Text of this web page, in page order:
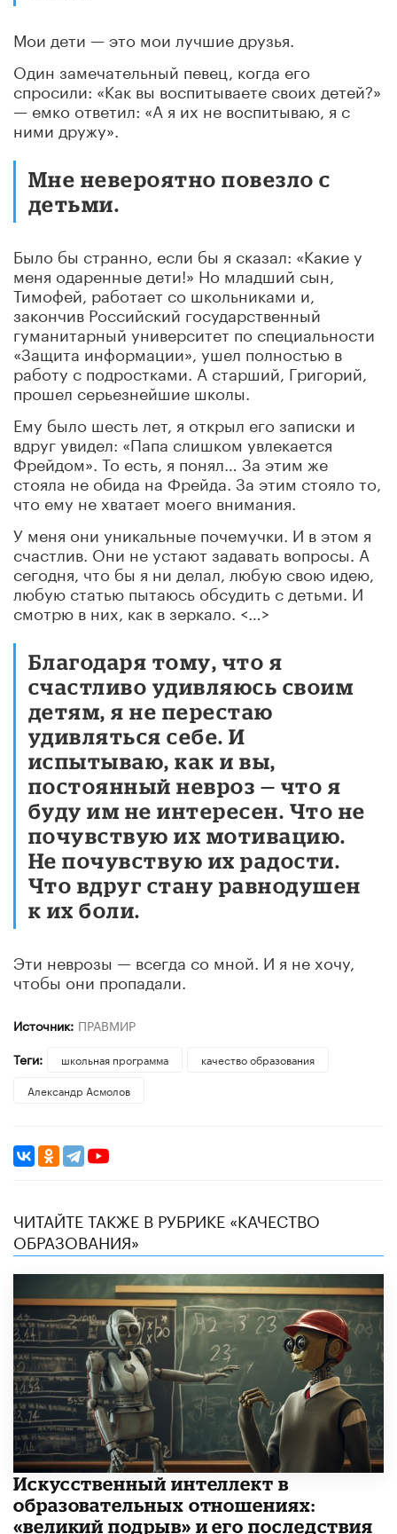
Мои дети — это мои лучшие друзья.
Один замечательный певец, когда его
спросили: «Как вы воспитываете своих детей?»
— емко ответил: «А я их не воспитываю, я с
ними дружу».
Мне невероятно повезло с
детьми.
Было бы странно, если бы я сказал: «Какие у
меня одаренные дети!» Но младший сын,
Тимофей, работает со школьниками и,
закончив Российский государственный
гуманитарный университет по специальности
«Защита информации», ушел полностью в
работу с подростками. А старший, Григорий,
прошел серьезнейшие школы.
Ему было шесть лет, я открыл его записки и
вдруг увидел: «Папа слишком увлекается
Фрейдом». То есть, я понял… За этим же
стояла не обида на Фрейда. За этим стояло то,
что ему не хватает моего внимания.
У меня они уникальные почемучки. И в этом я
счастлив. Они не устают задавать вопросы. А
сегодня, что бы я ни делал, любую свою идею,
любую статью пытаюсь обсудить с детьми. И
смотрю в них, как в зеркало. <…>
Благодаря тому, что я
счастливо удивляюсь своим
детям, я не перестаю
удивляться себе. И
испытываю, как и вы,
постоянный невроз — что я
буду им не интересен. Что не
почувствую их мотивацию.
Не почувствую их радости.
Что вдруг стану равнодушен
к их боли.
Эти неврозы — всегда со мной. И я не хочу,
чтобы они пропадали.
Источник: ПРАВМИР
Теги:
школьная программа
качество образования
Александр Асмолов
ЧИТАЙТЕ ТАКЖЕ В РУБРИКЕ «КАЧЕСТВО
ОБРАЗОВАНИЯ»
​Искусственный интеллект в
образовательных отношениях:
«великий подрыв» и его последствия